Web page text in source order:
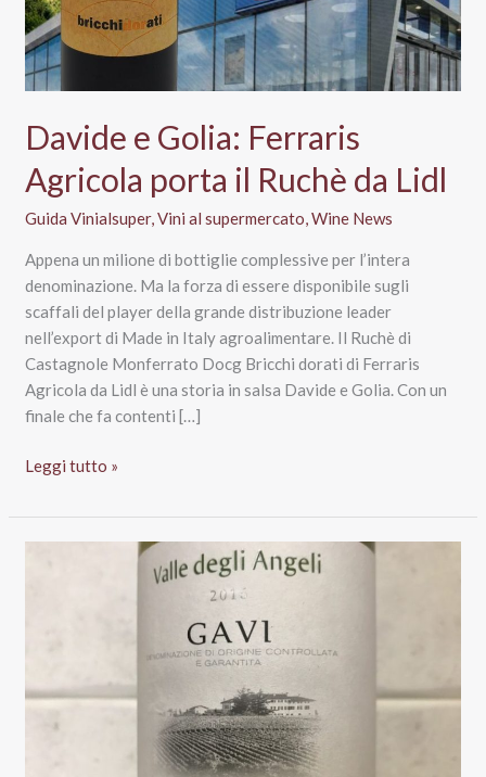
Davide e Golia: Ferraris
Agricola porta il Ruchè da Lidl
Guida Vinialsuper,Vini al supermercato,Wine News
Appena un milione di bottiglie complessive per l’intera
denominazione. Ma la forza di essere disponibile sugli
scaffali del player della grande distribuzione leader
nell’export di Made in Italy agroalimentare. Il Ruchè di
Castagnole Monferrato Docg Bricchi dorati di Ferraris
Agricola da Lidl è una storia in salsa Davide e Golia. Con un
finale che fa contenti […]
Davide
Golia:
Ferraris
Lidl
Leggi tutto »